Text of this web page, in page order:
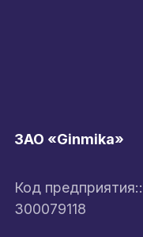
ЗАО «Ginmika»
Код предприятия::
300079118